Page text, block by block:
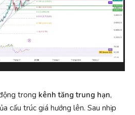
trong kênh tăng trung hạn,
cấu trúc giá hướng lên. Sau nhịp